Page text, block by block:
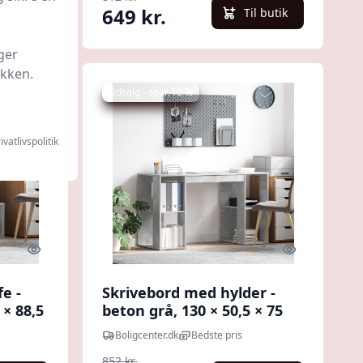
649 kr. Til butik
Quick look
-
88,5
Udsalg - spar 10 %
Quick look
Skrivebord med hylder -
beton grå, 130 × 50,5 × 75
cm, konstrueret træ
Boligcenter.dk Bedste pris